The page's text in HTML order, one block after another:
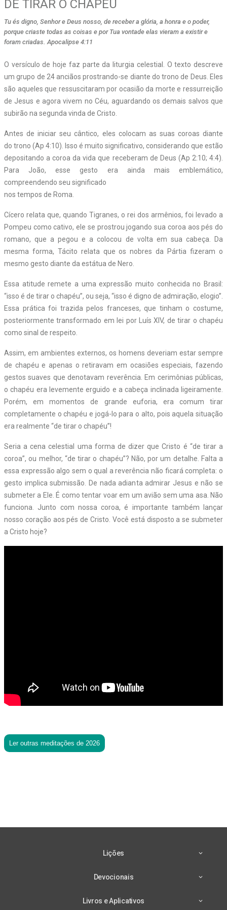
DE TIRAR O CHAPÉU
Tu és digno, Senhor e Deus nosso, de receber a glória, a honra e o poder,
porque criaste todas as coisas e por Tua vontade elas vieram a existir e
foram criadas. Apocalipse 4:11
O versículo de hoje faz parte da liturgia celestial. O texto descreve
um grupo de 24 anciãos prostrando-se diante do trono de Deus. Eles
são aqueles que ressuscitaram por ocasião da morte e ressurreição
de Jesus e agora vivem no Céu, aguardando os demais salvos que
subirão na segunda vinda de Cristo.
Antes de iniciar seu cântico, eles colocam as suas coroas diante
do trono (Ap 4:10). Isso é muito significativo, considerando que estão
depositando a coroa da vida que receberam de Deus (Ap 2:10; 4:4).
Para João, esse gesto era ainda mais emblemático,
compreendendo seu significado
nos tempos de Roma.
Cícero relata que, quando Tigranes, o rei dos armênios, foi levado a
Pompeu como cativo, ele se prostrou jogando sua coroa aos pés do
romano, que a pegou e a colocou de volta em sua cabeça. Da
mesma forma, Tácito relata que os nobres da Pártia fizeram o
mesmo gesto diante da estátua de Nero.
Essa atitude remete a uma expressão muito conhecida no Brasil:
“isso é de tirar o chapéu”, ou seja, “isso é digno de admiração, elogio”.
Essa prática foi trazida pelos franceses, que tinham o costume,
posteriormente transformado em lei por Luís XIV, de tirar o chapéu
como sinal de respeito.
Assim, em ambientes externos, os homens deveriam estar sempre
de chapéu e apenas o retiravam em ocasiões especiais, fazendo
gestos suaves que denotavam reverência. Em cerimônias públicas,
o chapéu era levemente erguido e a cabeça inclinada ligeiramente.
Porém, em momentos de grande euforia, era comum tirar
completamente o chapéu e jogá-lo para o alto, pois aquela situação
era realmente “de tirar o chapéu”!
Seria a cena celestial uma forma de dizer que Cristo é “de tirar a
coroa”, ou melhor, “de tirar o chapéu”? Não, por um detalhe. Falta a
essa expressão algo sem o qual a reverência não ficará completa: o
gesto implica submissão. De nada adianta admirar Jesus e não se
submeter a Ele. É como tentar voar em um avião sem uma asa. Não
funciona. Junto com nossa coroa, é importante também lançar
nosso coração aos pés de Cristo. Você está disposto a se submeter
a Cristo hoje?
Ler outras meditações de 2026
Lições
Devocionais
Livros e Aplicativos